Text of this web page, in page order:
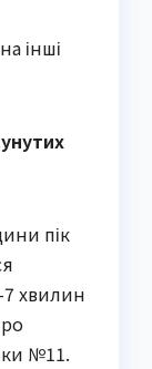
інші
пік
хвилин
№11.